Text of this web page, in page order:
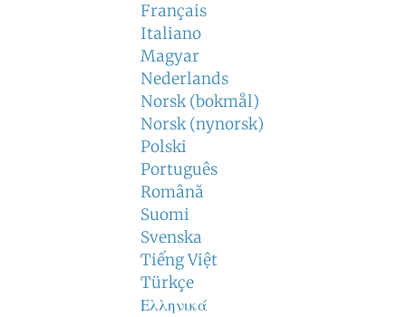
Français
Italiano
Magyar
Nederlands
Norsk (bokmål)
Norsk (nynorsk)
Polski
Português
Română
Suomi
Svenska
Tiếng Việt
Türkçe
Ελληνικά